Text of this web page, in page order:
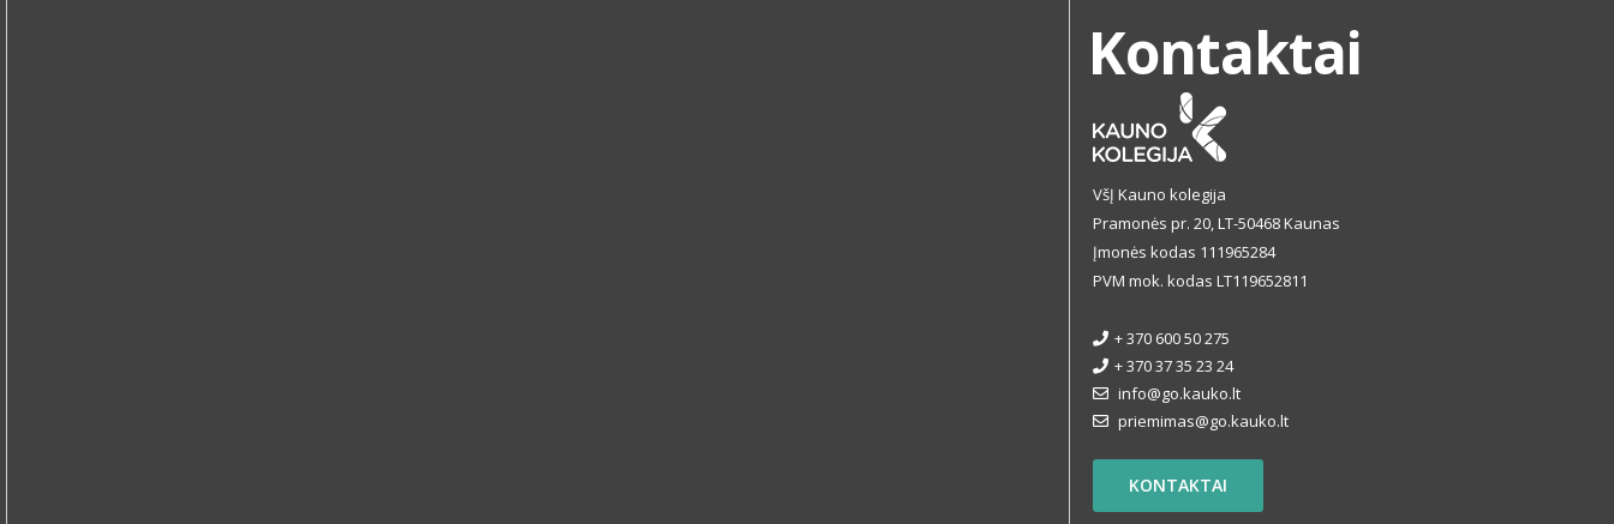
Kontaktai
VšĮ Kauno kolegija
Pramonės pr. 20, LT-50468 Kaunas
Įmonės kodas 111965284
PVM mok. kodas LT119652811
+ 370 600 50 275
+ 370 37 35 23 24
info@go.kauko.lt
priemimas@go.kauko.lt
KONTAKTAI